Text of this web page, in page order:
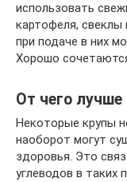
использовать
картофеля, свеклы
при подаче в них
Хорошо
От чего лучше
Некоторые крупы
наоборот могут
здоровья. Это
углеводов в таких